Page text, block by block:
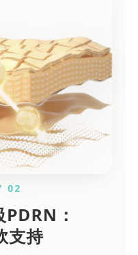
02
：
支持